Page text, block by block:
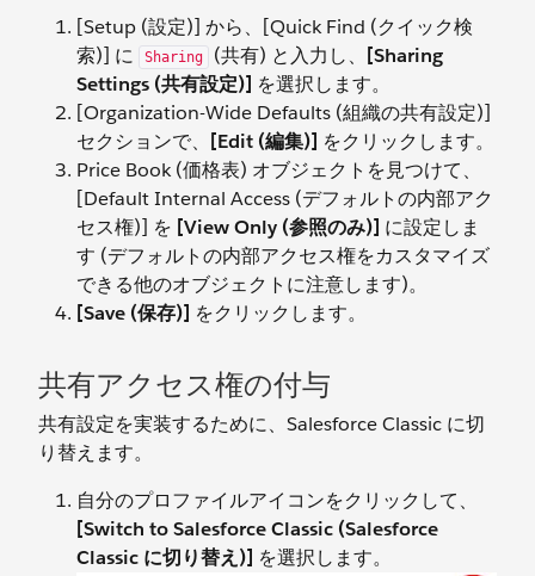
[Setup (設定)] から、[Quick Find (クイック検
索)] に
Sharing (共有) と入力し、
[Sharing
Settings (共有設定)] を選択します。
[Organization-Wide Defaults (組織の共有設定)]
セクションで、
[Edit (編集)] をクリックします。
Price Book (価格表) オブジェクトを見つけて、
[Default Internal Access (デフォルトの内部アク
セス権)] を [View Only (参照のみ)] に設定しま
す (デフォルトの内部アクセス権をカスタマイズ
できる他のオブジェクトに注意します)。
[Save (保存)] をクリックします。
共有アクセス権の付与
共有設定を実装するために、Salesforce Classic に切
り替えます。
自分のプロファイルアイコンをクリックして、
[Switch to Salesforce Classic (Salesforce
Classic に切り替え)] を選択します。